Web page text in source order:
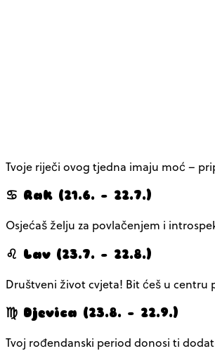
Tvoje riječi ovog tjedna imaju moć –
♋ Rak (21.6. – 22.7.)
Osjećaš želju za povlačenjem i
♌ Lav (23.7. – 22.8.)
Društveni život cvjeta! Bit ćeš u centru
♍ Djevica (23.8. – 22.9.)
Tvoj rođendanski period donosi ti